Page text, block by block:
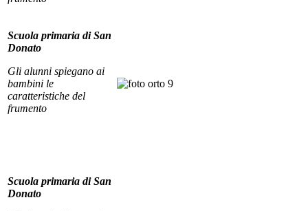
Scuola primaria di San
Donato
Gli alunni spiegano ai
bambini le
caratteristiche del
frumento
Scuola primaria di San
Donato